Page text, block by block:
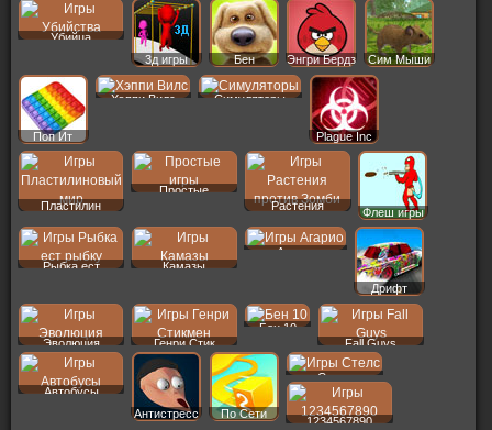
Убийца
3д игры
Бен Энгри Бердз Сим Мыши
Поп Ит
Хэппи Вилс Симуляторы
Plague Inc
Пластилин
Простые
Растения
Флеш игры
Рыбка ест Камазы
Агарио
Дрифт
Эволюция Генри Стик
Бен 10
Fall Guys
Автобусы
Антистресс
По Сети
Стелс
1234567890